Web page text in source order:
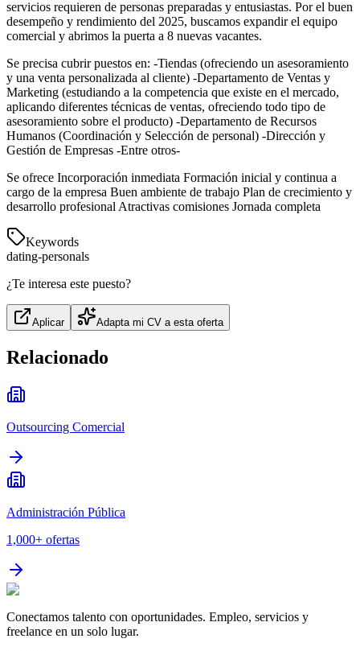
servicios requieren de personas preparadas y entusiastas. Por el buen
desempeño y rendimiento del 2025, buscamos expandir el equipo
comercial y abrimos la puerta a 8 nuevas vacantes.
Se precisa cubrir puestos en: -Tiendas (ofreciendo un asesoramiento
y una venta personalizada al cliente) -Departamento de Ventas y
Marketing (estudiando a la competencia que existe en el mercado,
aplicando diferentes técnicas de ventas, ofreciendo todo tipo de
asesoramiento sobre el producto) -Departamento de Recursos
Humanos (Coordinación y Selección de personal) -Dirección y
Gestión de Empresas -Entre otros-
Se ofrece Incorporación inmediata Formación inicial y continua a
cargo de la empresa Buen ambiente de trabajo Plan de crecimiento y
desarrollo profesional Atractivas comisiones Jornada completa
Keywords
dating-personals
¿Te interesa este puesto?
Aplicar Adapta mi CV a esta oferta
Relacionado
Outsourcing Comercial
Administración Pública
1,000+ ofertas
Conectamos talento con oportunidades. Empleo, servicios y
freelance en un solo lugar.